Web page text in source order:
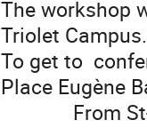
The workshop
Triolet
To get to
Place Eugène
From